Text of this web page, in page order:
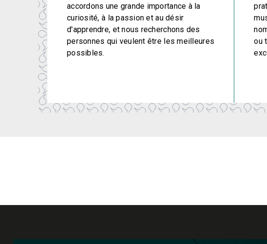
accordons une grande importance à la
curiosité, à la passion et au désir
d'apprendre, et nous recherchons des
personnes qui veulent être les meilleures
possibles.
ou